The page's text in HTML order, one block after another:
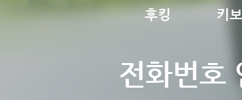
후킹 키
전화번호